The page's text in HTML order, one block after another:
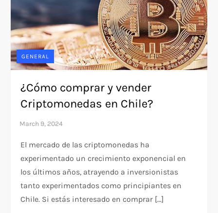
GENERAL
¿Cómo comprar y vender
Criptomonedas en Chile?
El mercado de las criptomonedas ha
experimentado un crecimiento exponencial en
los últimos años, atrayendo a inversionistas
tanto experimentados como principiantes en
Chile. Si estás interesado en comprar […]